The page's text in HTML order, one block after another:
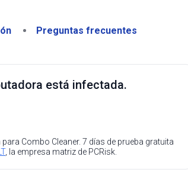
Preguntas frecuentes
está infectada.
Combo Cleaner. 7 días de prueba gratuita
, la empresa matriz de PCRisk.